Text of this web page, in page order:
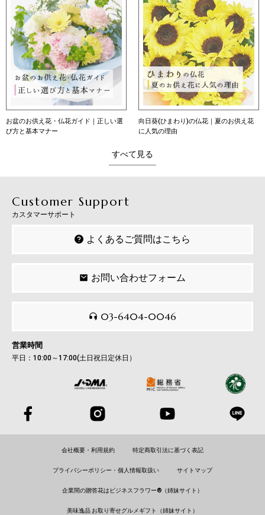
花・仏花ガイド｜正しい選
マナー
向日葵(ひまわり)の仏花｜夏のお供え花
に人気の理由
向日葵（
すべて見る
Customer Support
カスタマーサポート
よくあるご質問はこちら
お問い合わせフォーム
03-6404-0046
営業時間
平日：10:00～17:00(土日祝日定休日）
会社概要・利用規約 特定商取引法に基づく表記
プライバシーポリシー・個人情報取扱い サイトマップ
企業間の贈答花はビジネスフラワー®（姉妹サイト）
美味逸品 お取り寄せグルメギフト（姉妹サイト）